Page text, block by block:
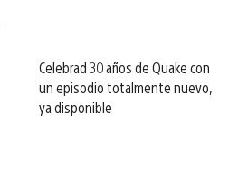
Celebrad 30 años de Quake con
un episodio totalmente nuevo,
ya disponible